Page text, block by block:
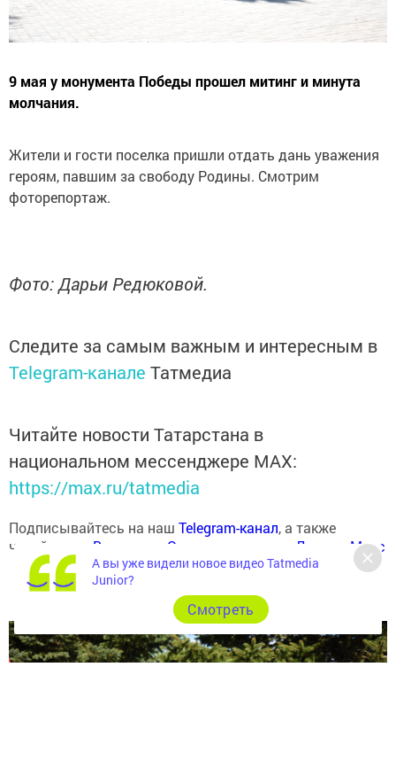
9 мая у монумента Победы прошел митинг и минута
молчания.
Жители и гости поселка пришли отдать дань уважения
героям, павшим за свободу Родины. Смотрим
фоторепортаж.
Фото: Дарьи Редюковой.
Следите за самым важным и интересным в
Telegram-канале Татмедиа
Читайте новости Татарстана в
национальном мессенджере MАХ:
https://max.ru/tatmedia
Подписывайтесь на наш Telegram-канал, а также
читайте нас Вконтакте Одноклассниках «Дзен» Макс
А вы уже видели новое видео Tatmedia
Junior?
Cмотреть